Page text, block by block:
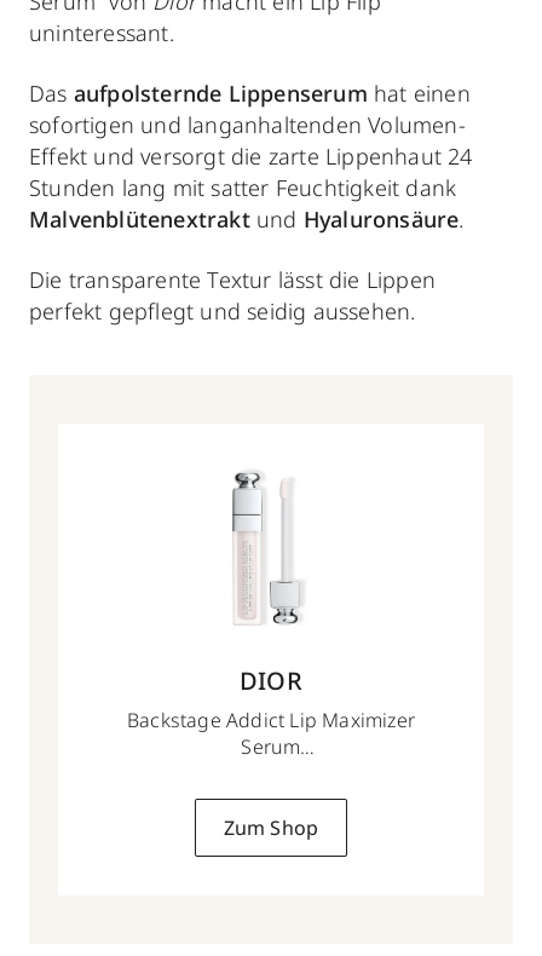
uninteressant.
Das aufpolsternde Lippenserum hat einen
sofortigen und langanhaltenden Volumen-
Effekt und versorgt die zarte Lippenhaut 24
Stunden lang mit satter Feuchtigkeit dank
Malvenblütenextrakt und Hyaluronsäure.
Die transparente Textur lässt die Lippen
perfekt gepflegt und seidig aussehen.
DIOR
Backstage Addict Lip Maximizer
Serum
Zum Shop